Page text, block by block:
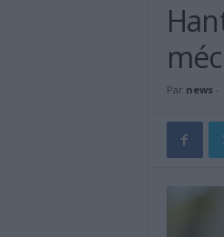
Par news-